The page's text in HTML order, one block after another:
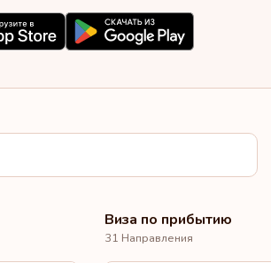
Виза по прибытию
31 Направления